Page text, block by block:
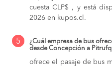
cuesta CLP$ , y está
2026 en kupos.cl.
5
¿Cuál empresa de bus
desde Concepción a
ofrece el pasaje de bus